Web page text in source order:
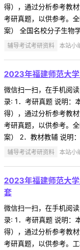
得），通过分析参考教
考研真题，以供参考。
案） 全国名校分子生物
辅导考试考研资料 本站小
2023年福建师范大
微信扫一扫，在手机阅
录: 1．考研真题 说明：
得），通过分析参考教
考研真题，以供参考。
案） 2．教材教辅 说明
辅导考试考研资料 本站小
2023年福建师范大
套
微信扫一扫，在手机阅
录: 1．考研真题 说明：
得），通过分析参考教
考研真题，以供参考。